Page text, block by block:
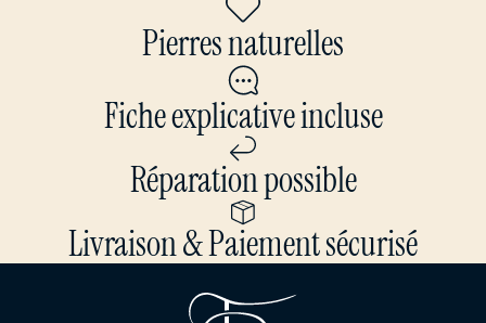
Pierres naturelles
Fiche explicative incluse
Réparation possible
Livraison & Paiement sécurisé